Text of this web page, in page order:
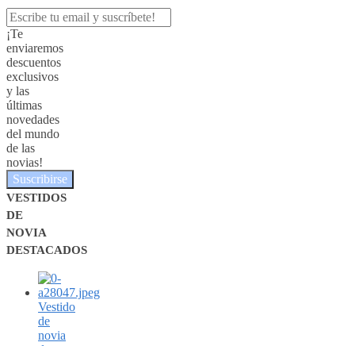
¡Te
enviaremos
descuentos
exclusivos
y las
últimas
novedades
del mundo
de las
novias!
Suscribirse
VESTIDOS
DE
NOVIA
DESTACADOS
Vestido
de
novia